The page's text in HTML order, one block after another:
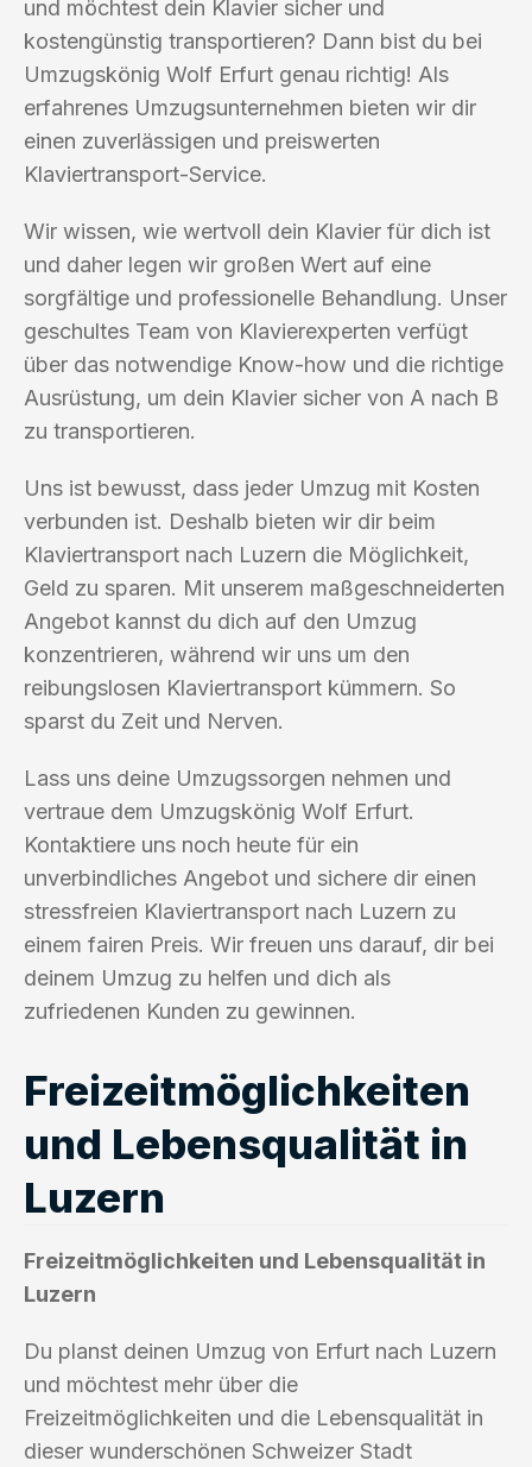
und möchtest dein Klavier sicher und
kostengünstig transportieren? Dann bist du bei
Umzugskönig Wolf Erfurt genau richtig! Als
erfahrenes Umzugsunternehmen bieten wir dir
einen zuverlässigen und preiswerten
Klaviertransport-Service.
Wir wissen, wie wertvoll dein Klavier für dich ist
und daher legen wir großen Wert auf eine
sorgfältige und professionelle Behandlung. Unser
geschultes Team von Klavierexperten verfügt
über das notwendige Know-how und die richtige
Ausrüstung, um dein Klavier sicher von A nach B
zu transportieren.
Uns ist bewusst, dass jeder Umzug mit Kosten
verbunden ist. Deshalb bieten wir dir beim
Klaviertransport nach Luzern die Möglichkeit,
Geld zu sparen. Mit unserem maßgeschneiderten
Angebot kannst du dich auf den Umzug
konzentrieren, während wir uns um den
reibungslosen Klaviertransport kümmern. So
sparst du Zeit und Nerven.
Lass uns deine Umzugssorgen nehmen und
vertraue dem Umzugskönig Wolf Erfurt.
Kontaktiere uns noch heute für ein
unverbindliches Angebot und sichere dir einen
stressfreien Klaviertransport nach Luzern zu
einem fairen Preis. Wir freuen uns darauf, dir bei
deinem Umzug zu helfen und dich als
zufriedenen Kunden zu gewinnen.
Freizeitmöglichkeiten
und Lebensqualität in
Luzern
Freizeitmöglichkeiten und Lebensqualität in
Luzern
Du planst deinen Umzug von Erfurt nach Luzern
und möchtest mehr über die
Freizeitmöglichkeiten und die Lebensqualität in
dieser wunderschönen Schweizer Stadt